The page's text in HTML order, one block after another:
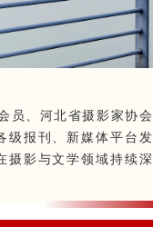
员、河北省摄影家协会
级报刊、新媒体平台发
摄影与文学领域持续深